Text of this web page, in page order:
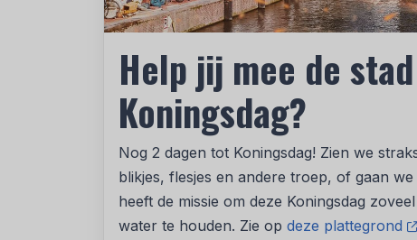
Help jij mee de
Koningsdag?
Nog 2 dagen tot Koningsdag! Zien we
blikjes, flesjes en andere troep, of gaan
heeft de missie om deze Koningsdag
water te houden. Zie op deze plattegrond